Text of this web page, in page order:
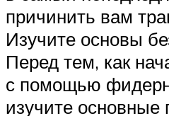
причинить вам
Изучите основы
Перед тем, как
с помощью
изучите основные